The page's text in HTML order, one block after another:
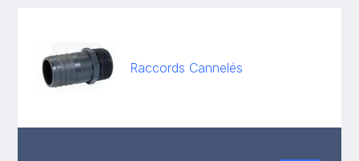
Raccords Cannelés